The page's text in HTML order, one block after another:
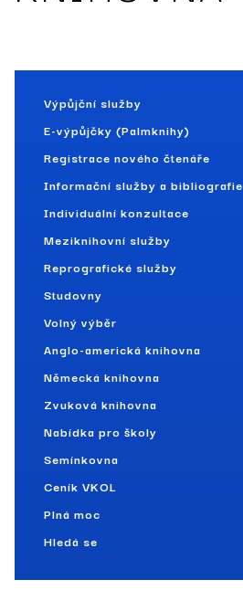
Výpůjční služby
E-výpůjčky (Palmknihy)
Registrace nového čtenáře
Informační služby a bibliografie
Individuální konzultace
Meziknihovní služby
Reprografické služby
Studovny
Volný výběr
Anglo-americká knihovna
Německá knihovna
Zvuková knihovna
Nabídka pro školy
Semínkovna
Ceník VKOL
Plná moc
Hledá se